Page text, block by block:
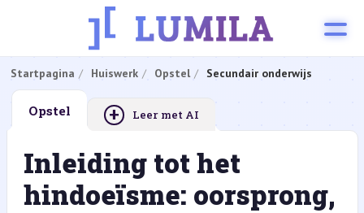
Startpagina Huiswerk Opstel Secundair onderwijs
Opstel + Leer met AI
Inleiding tot het
hindoeïsme: oorsprong,